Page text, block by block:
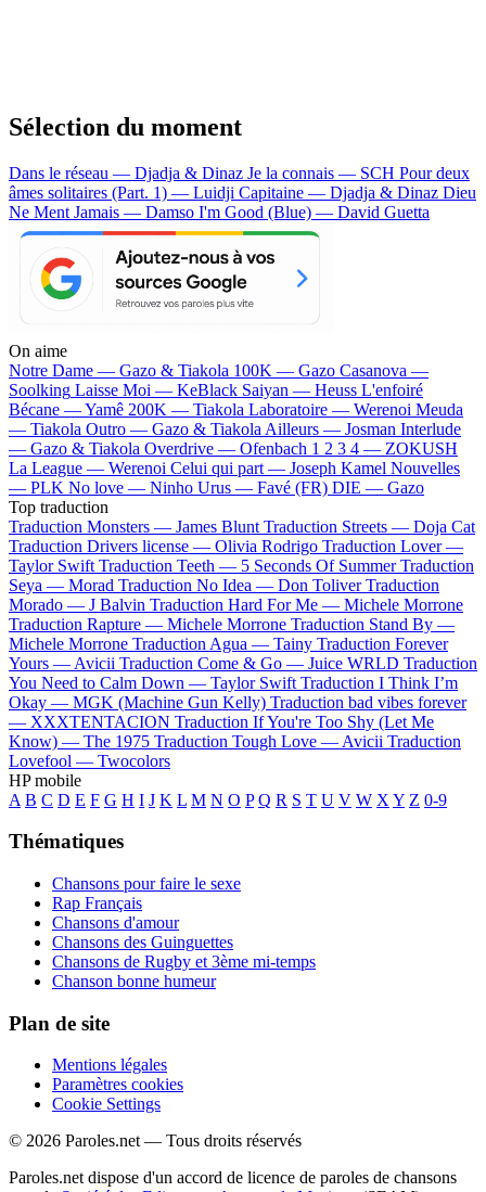
Sélection du moment
Dans le réseau — Djadja & Dinaz Je la connais — SCH Pour deux
âmes solitaires (Part. 1) — Luidji Capitaine — Djadja & Dinaz Dieu
Ne Ment Jamais — Damso I'm Good (Blue) — David Guetta
On aime
Notre Dame — Gazo & Tiakola 100K — Gazo Casanova —
Soolking Laisse Moi — KeBlack Saiyan — Heuss L'enfoiré
Bécane —Yamê 200K — Tiakola Laboratoire — Werenoi Meuda
— Tiakola Outro — Gazo & Tiakola Ailleurs — Josman Interlude
— Gazo & Tiakola Overdrive — Ofenbach 1 2 3 4 — ZOKUSH
La League — Werenoi Celui qui part — Joseph Kamel Nouvelles
— PLK No love — Ninho Urus — Favé (FR) DIE — Gazo
Top traduction
Traduction Monsters — James Blunt Traduction Streets — Doja Cat
Traduction Drivers license — Olivia Rodrigo Traduction Lover —
Taylor Swift Traduction Teeth — 5 Seconds Of Summer Traduction
Seya — Morad Traduction No Idea — Don Toliver Traduction
Morado — J Balvin Traduction Hard For Me — Michele Morrone
Traduction Rapture — Michele Morrone Traduction Stand By —
Michele Morrone Traduction Agua — Tainy Traduction Forever
Yours — Avicii Traduction Come & Go — Juice WRLD Traduction
You Need to Calm Down — Taylor Swift Traduction I Think I’m
Okay — MGK (Machine Gun Kelly) Traduction bad vibes forever
— XXXTENTACION Traduction If You're Too Shy (Let Me
Know) — The 1975 Traduction Tough Love — Avicii Traduction
Lovefool — Twocolors
HP mobile
A B C D E F G H I J K L M N O P Q R S T U V W X Y Z 0-9
Thématiques
Chansons pour faire le sexe
Rap Français
Chansons d'amour
Chansons des Guinguettes
Chansons de Rugby et 3ème mi-temps
Chanson bonne humeur
Plan de site
Mentions légales
Paramètres cookies
Cookie Settings
© 2026 Paroles.net — Tous droits réservés
Paroles.net dispose d'un accord de licence de paroles de chansons